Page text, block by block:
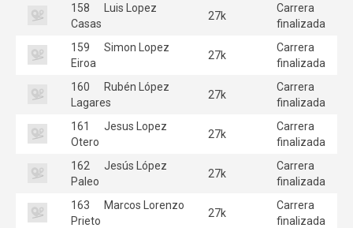
158
Luis Lopez
Casas
27k
Carrera
finalizada
159
Simon Lopez
Eiroa
27k
Carrera
finalizada
160
Rubén López
Lagares
27k
Carrera
finalizada
161
Jesus Lopez
Otero
27k
Carrera
finalizada
162
Jesús López
Paleo
27k
Carrera
finalizada
163
Marcos Lorenzo
Prieto
27k
Carrera
finalizada